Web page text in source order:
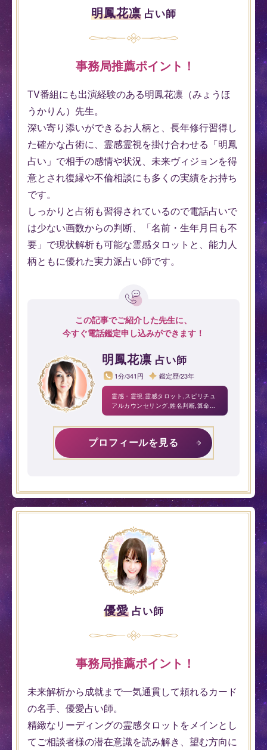
明鳳花凛 占い師
事務局推薦ポイント！
TV番組にも出演経験のある明鳳花凛（みょうほ
うかりん）先生。
深い寄り添いができるお人柄と、長年修行習得し
た確かな占術に、霊感霊視を掛け合わせる「明鳳
占い」で相手の感情や状況、未来ヴィジョンを得
意とされ復縁や不倫相談にも多くの実績をお持ち
です。
しっかりと占術も習得されているので電話占いで
は少ない画数からの判断、「名前・生年月日も不
要」で現状解析も可能な霊感タロットと、能力人
柄ともに優れた実力派占い師です。
この記事でご紹介した先生に、
今すぐ電話鑑定申し込みができます！
明鳳花凛 占い師
1分/341円 鑑定歴/23年
霊感・霊視,霊感タロット,スピリチュ
アルカウンセリング,姓名判断,算命学,
気学・方位,宿曜占星術,西洋占星術
プロフィールを見る
優愛 占い師
事務局推薦ポイント！
未来解析から成就まで一気通貫して頼れるカード
の名手、優愛占い師。
精緻なリーディングの霊感タロットをメインとし
てご相談者様の潜在意識を読み解き、望む方向に